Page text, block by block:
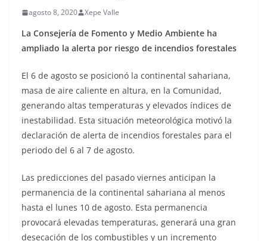
agosto 8, 2020 Xepe Valle
La Consejería de Fomento y Medio Ambiente ha
ampliado la alerta por riesgo de incendios forestales
El 6 de agosto se posicionó la continental sahariana,
masa de aire caliente en altura, en la Comunidad,
generando altas temperaturas y elevados índices de
inestabilidad. Esta situación meteorológica motivó la
declaración de alerta de incendios forestales para el
periodo del 6 al 7 de agosto.
Las predicciones del pasado viernes anticipan la
permanencia de la continental sahariana al menos
hasta el lunes 10 de agosto. Esta permanencia
provocará elevadas temperaturas, generará una gran
desecación de los combustibles y un incremento